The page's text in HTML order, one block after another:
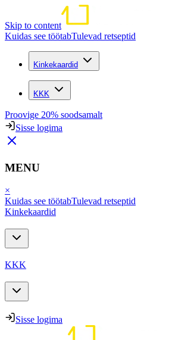
Skip to content
Kuidas see töötabTulevad retseptid
Kinkekaardid
KKK
Proovige 20% soodsamalt
Sisse logima
MENU
×
Kuidas see töötabTulevad retseptid
Kinkekaardid
KKK
Sisse logima